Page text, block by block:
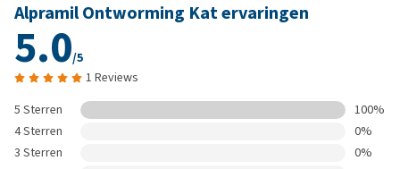
Alpramil Ontworming Kat ervaringen
5.0/5
1 Reviews
5 Sterren
100%
4 Sterren
0%
3 Sterren
0%